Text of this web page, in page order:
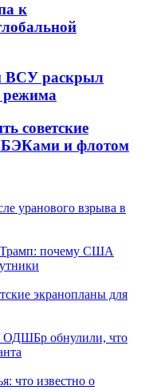
к
ВСУ раскрыл
режима
советские
БЭКами и флотом
уранового взрыва в
почему США
экранопланы для
ОДШБр обнулили, что
что известно о